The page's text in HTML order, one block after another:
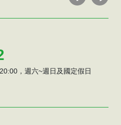
，週六~週日及國定假日